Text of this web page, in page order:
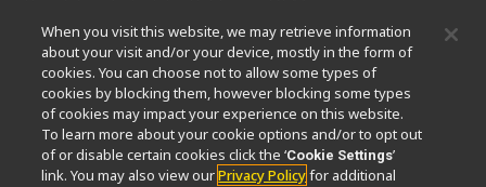
Nikon Small World
MicroscopyU
Autres Produits Nikon
Produits d'imagerie
Microscopie industrielle et métrologie
Systèmes de lithographie à semi-conducteurs
When you visit this website, we may retrieve information
about your visit and/or your device, mostly in the form of
cookies. You can choose not to allow some types of
cookies by blocking them, however blocking some types
of cookies may impact your experience on this website.
To learn more about your cookie options and/or to opt out
of or disable certain cookies click the ‘Cookie Settings’
link. You may also view ourPrivacy Policyfor additional